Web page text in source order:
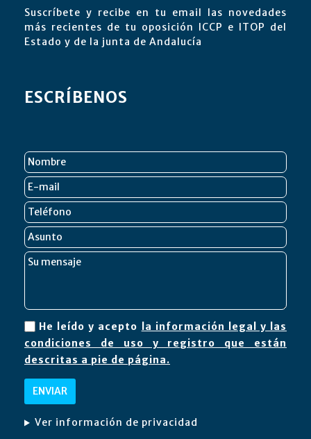
Suscríbete y recibe en tu email las novedades
más recientes de tu oposición ICCP e ITOP del
Estado y de la junta de Andalucía
ESCRÍBENOS
He leído y acepto
la información legal y las
condiciones de uso y registro que están
descritas a pie de página.
Ver información de privacidad